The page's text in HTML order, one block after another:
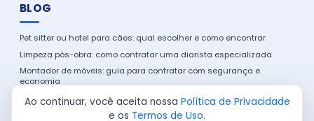
BLOG
Pet sitter ou hotel para cães: qual escolher e como encontrar
Limpeza pós-obra: como contratar uma diarista especializada
Montador de móveis: guia para contratar com segurança e
economia
Como encontrar um eletricista de confiança na sua cidade
Ao continuar, você aceita nossa Política de Privacidade
e os Termos de Uso.